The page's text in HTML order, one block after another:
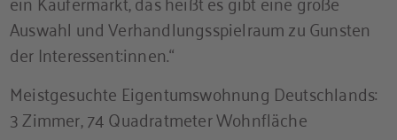
Auswahl und Verhandlungsspielraum zu Gunsten
der Interessent:innen.“
Meistgesuchte Eigentumswohnung Deutschlands:
3 Zimmer, 74 Quadratmeter Wohnfläche